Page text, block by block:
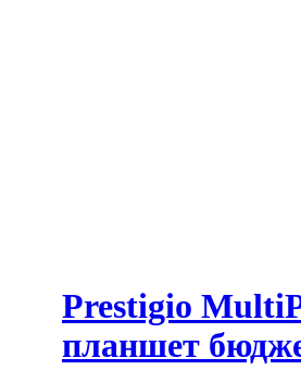
Prestigio
планшет